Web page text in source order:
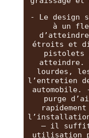
- Le design
à un
étroits et
pistolets
atteindre.
lourdes,
l’entretien
automobile.
purge
l’installation
— il suffit
utilisation